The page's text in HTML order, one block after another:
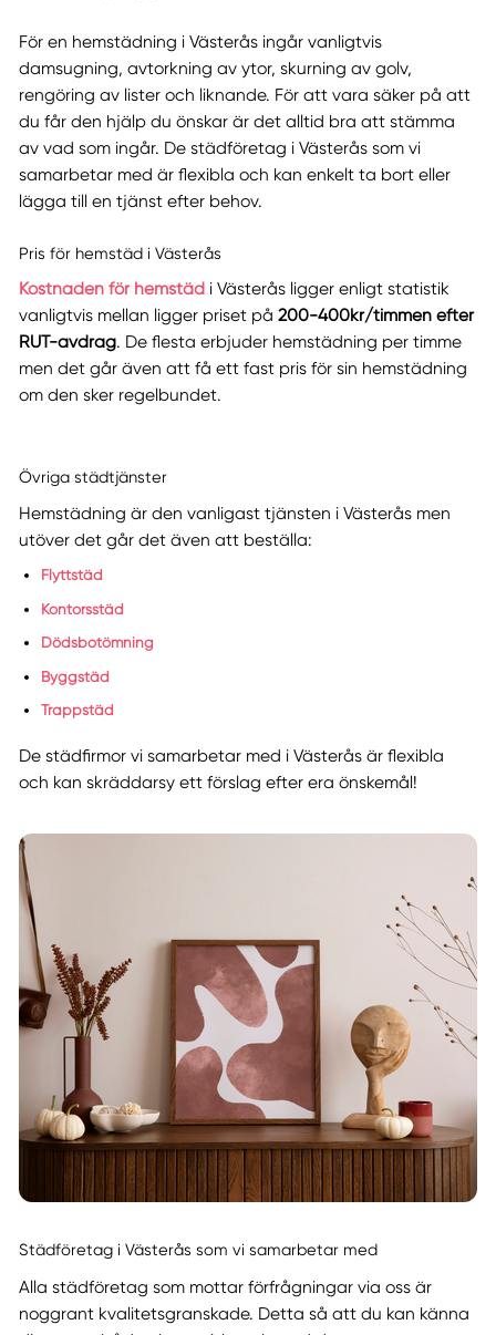
För en hemstädning i Västerås ingår vanligtvis
damsugning, avtorkning av ytor, skurning av golv,
rengöring av lister och liknande. För att vara säker på att
du får den hjälp du önskar är det alltid bra att stämma
av vad som ingår. De städföretag i Västerås som vi
samarbetar med är flexibla och kan enkelt ta bort eller
lägga till en tjänst efter behov.
Pris för hemstäd i Västerås
Kostnaden för hemstädi Västerås ligger enligt statistik
vanligtvis mellan ligger priset på 200-400kr/timmen efter
RUT-avdrag. De flesta erbjuder hemstädning per timme
men det går även att få ett fast pris för sin hemstädning
om den sker regelbundet.
Övriga städtjänster
Hemstädning är den vanligast tjänsten i Västerås men
utöver det går det även att beställa:
Flyttstäd
Kontorsstäd
Dödsbotömning
Byggstäd
Trappstäd
De städfirmor vi samarbetar med i Västerås är flexibla
och kan skräddarsy ett förslag efter era önskemål!
Städföretag i Västerås som vi samarbetar med
Alla städföretag som mottar förfrågningar via oss är
noggrant kvalitetsgranskade. Detta så att du kan känna